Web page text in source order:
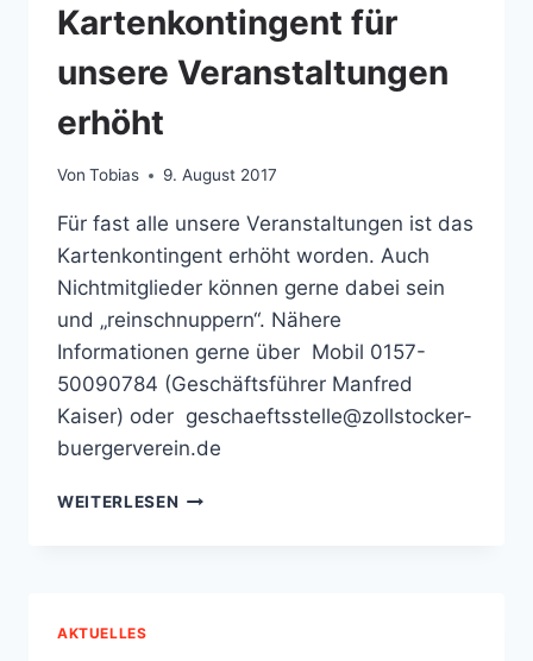
Kartenkontingent für
unsere Veranstaltungen
erhöht
Von Tobias 9. August 2017
Für fast alle unsere Veranstaltungen ist das
Kartenkontingent erhöht worden. Auch
Nichtmitglieder können gerne dabei sein
und „reinschnuppern“. Nähere
Informationen gerne über Mobil 0157-
50090784 (Geschäftsführer Manfred
Kaiser) oder geschaeftsstelle@zollstocker-
buergerverein.de
WEITERLESEN KARTENKONTINGENT
AKTUELLES